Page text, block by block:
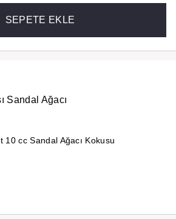
SEPETE EKLE
Sandal Ağacı
10 cc Sandal Ağacı Kokusu